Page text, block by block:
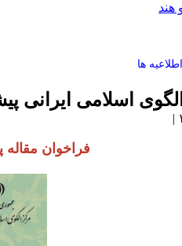
هند
اطلاعیه ها
اسلامی
فراخوان